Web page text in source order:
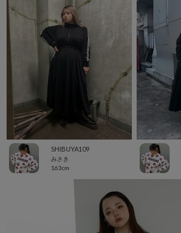
SHIBUYA109
みさき
163cm